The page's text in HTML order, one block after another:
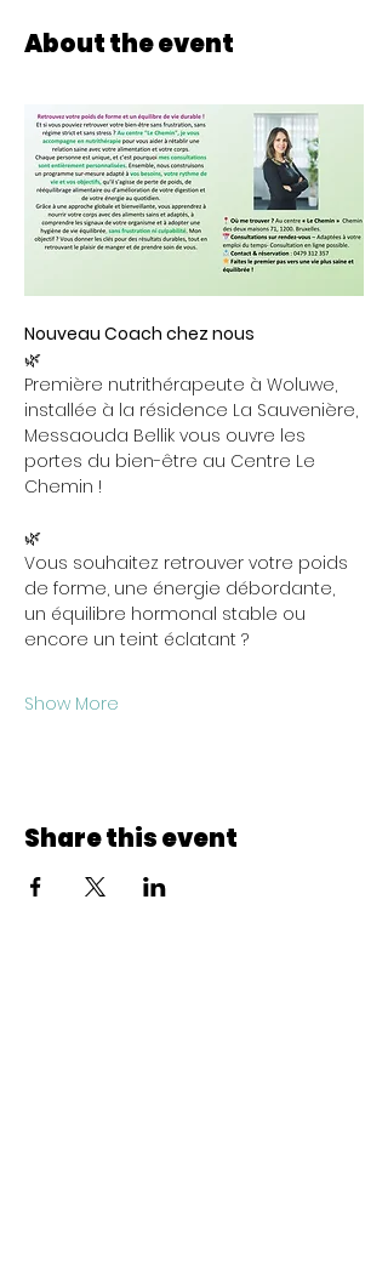
About the event
Nouveau Coach chez nous
🌿
Première nutrithérapeute à Woluwe,
installée à la résidence La Sauvenière,
Messaouda Bellik vous ouvre les
portes du bien-être au Centre Le
Chemin !
🌿
Vous souhaitez retrouver votre poids
de forme, une énergie débordante,
un équilibre hormonal stable ou
encore un teint éclatant ?
Show More
Share this event